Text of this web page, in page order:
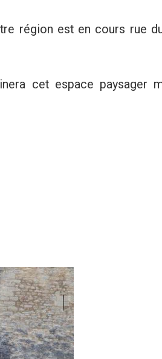
région est en cours rue
cet espace paysager